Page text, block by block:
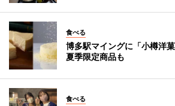
食べる
博多駅マイングに「小樽洋
夏季限定商品も
食べる